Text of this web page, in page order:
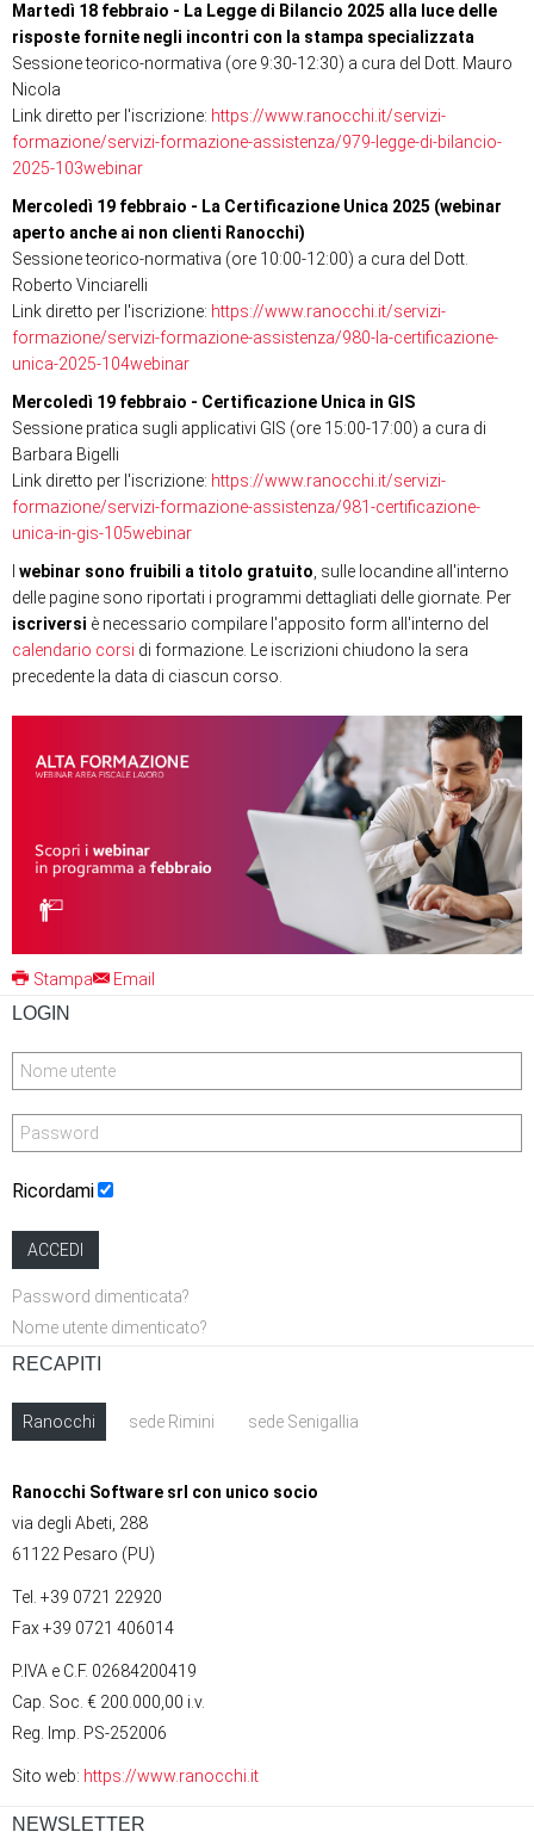
Martedì 18 febbraio - La Legge di Bilancio 2025 alla luce delle
risposte fornite negli incontri con la stampa specializzata
Sessione teorico-normativa (ore 9:30-12:30) a cura del Dott. Mauro
Nicola
Link diretto per l'iscrizione: https://www.ranocchi.it/servizi-
formazione/servizi-formazione-assistenza/979-legge-di-bilancio-
2025-103webinar
Mercoledì 19 febbraio - La Certificazione Unica 2025 (webinar
aperto anche ai non clienti Ranocchi)
Sessione teorico-normativa (ore 10:00-12:00) a cura del Dott.
Roberto Vinciarelli
Link diretto per l'iscrizione: https://www.ranocchi.it/servizi-
formazione/servizi-formazione-assistenza/980-la-certificazione-
unica-2025-104webinar
Mercoledì 19 febbraio - Certificazione Unica in GIS
Sessione pratica sugli applicativi GIS (ore 15:00-17:00) a cura di
Barbara Bigelli
Link diretto per l'iscrizione: https://www.ranocchi.it/servizi-
formazione/servizi-formazione-assistenza/981-certificazione-
unica-in-gis-105webinar
webinar sono fruibili a titolo gratuito , sulle locandine all'interno
delle pagine sono riportati i programmi dettagliati delle giornate. Per
iscriversi è necessario compilare l'apposito form all'interno del
calendario corsi di formazione. Le iscrizioni chiudono la sera
precedente la data di ciascun corso.
Stampa Email
LOGIN
Ricordami
ACCEDI
Password dimenticata?
Nome utente dimenticato?
RECAPITI
Ranocchi sede Rimini sede Senigallia
Ranocchi Software srl con unico socio
via degli Abeti, 288
61122 Pesaro (PU)
Tel. +39 0721 22920
Fax +39 0721 406014
P.IVA e C.F. 02684200419
Cap. Soc. € 200.000,00 i.v.
Reg. Imp. PS-252006
Sito web: https://www.ranocchi.it
NEWSLETTER